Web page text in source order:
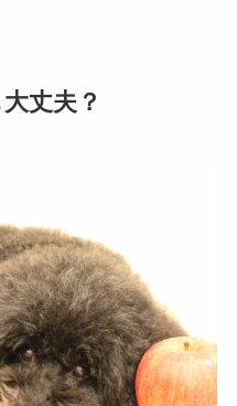
丈夫？